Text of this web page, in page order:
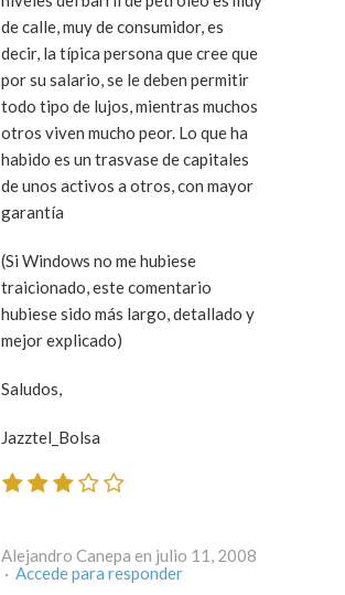
de calle, muy de consumidor, es
decir, la típica persona que cree que
por su salario, se le deben permitir
todo tipo de lujos, mientras muchos
otros viven mucho peor. Lo que ha
habido es un trasvase de capitales
de unos activos a otros, con mayor
garantía
(Si Windows no me hubiese
traicionado, este comentario
hubiese sido más largo, detallado y
mejor explicado)
Saludos,
Jazztel_Bolsa
Alejandro Canepa en julio 11, 2008
· Accede para responder